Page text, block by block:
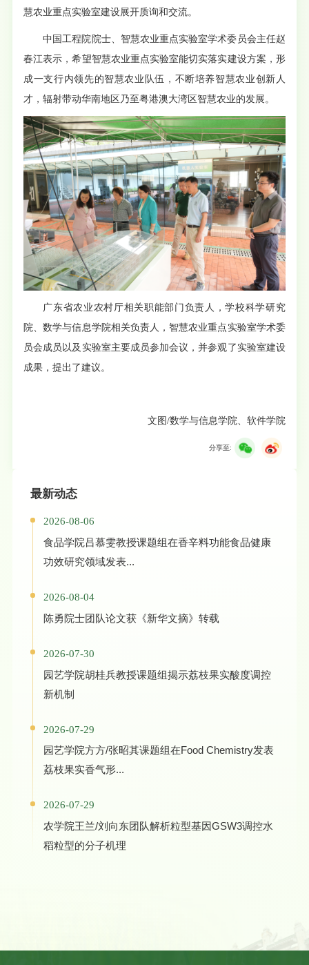
慧农业重点实验室建设展开质询和交流。
中国工程院院士、智慧农业重点实验室学术委员会主任赵
春江表示，希望智慧农业重点实验室能切实落实建设方案，形
成一支行内领先的智慧农业队伍，不断培养智慧农业创新人
才，辐射带动华南地区乃至粤港澳大湾区智慧农业的发展。
广东省农业农村厅相关职能部门负责人，学校科学研究
院、数学与信息学院相关负责人，智慧农业重点实验室学术委
员会成员以及实验室主要成员参加会议，并参观了实验室建设
成果，提出了建议。
文图/数学与信息学院、软件学院
分享至:
最新动态
2026-08-06
食品学院吕慕雯教授课题组在香辛料功能食品健康
功效研究领域发表...
2026-08-04
陈勇院士团队论文获《新华文摘》转载
2026-07-30
园艺学院胡桂兵教授课题组揭示荔枝果实酸度调控
新机制
2026-07-29
园艺学院方方/张昭其课题组在Food Chemistry发表
荔枝果实香气形...
2026-07-29
农学院王兰/刘向东团队解析粒型基因GSW3调控水
稻粒型的分子机理